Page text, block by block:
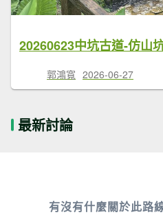
郭鴻寬 2026-06-27
最新討論
有沒有什麼關於此路